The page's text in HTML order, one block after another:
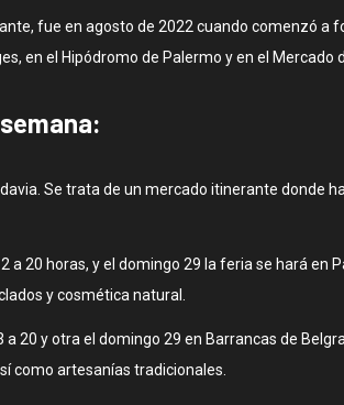
fue en agosto de 2022 cuando comenzó a
en el Hipódromo de Palermo y en el Mercado
Se trata de un mercado itinerante donde
20 horas, y el domingo 29 la feria se hará en
y cosmética natural.
20 y otra el domingo 29 en Barrancas de
como artesanías tradicionales.